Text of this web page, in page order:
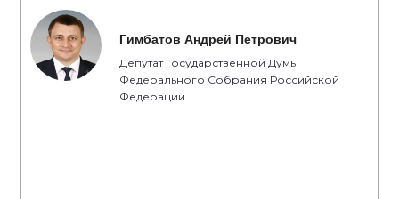
Гимбатов Андрей Петрович
Депутат Государственной Думы
Федерального Собрания Российской
Федерации